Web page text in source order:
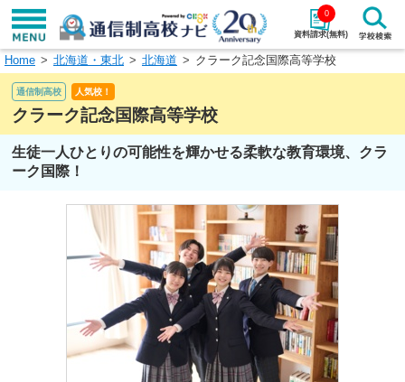
資料請求(無料)
0
学校名で探す
エリアから探す 特徴から探す
北海道・東北
北陸・甲信越
中国
九州・沖縄
Home 北海道・東北 北海道 クラーク記念国際高等学校
通信制高校 人気校！
クラーク記念国際高等学校
生徒一人ひとりの可能性を輝かせる柔軟な教育環境、クラ
ーク国際！